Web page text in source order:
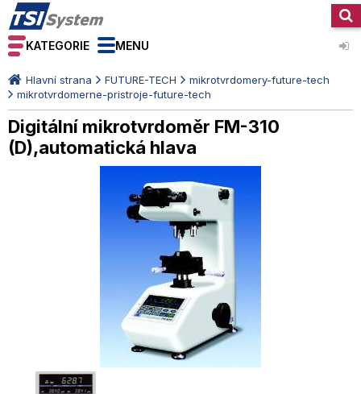
KATEGORIE MENU
Hlavní strana FUTURE-TECH
mikrotvrdomery-future-tech
mikrotvrdomerne-pristroje-future-tech
Digitální mikrotvrdoměr FM-310
(D),automatická hlava